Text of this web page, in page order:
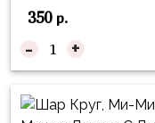
350р.
- +
Бизнес
Индивидуальная
надпись
на
шар
Принцессы
Микки
и
Минни